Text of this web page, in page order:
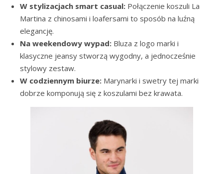
W stylizacjach smart casual: Połączenie koszuli La
Martina z chinosami i loafersami to sposób na luźną
elegancję.
Na weekendowy wypad: Bluza z logo marki i
klasyczne jeansy stworzą wygodny, a jednocześnie
stylowy zestaw.
W codziennym biurze: Marynarki i swetry tej marki
dobrze komponują się z koszulami bez krawata.